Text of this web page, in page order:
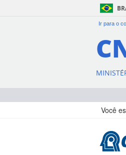
Ir para o
Você